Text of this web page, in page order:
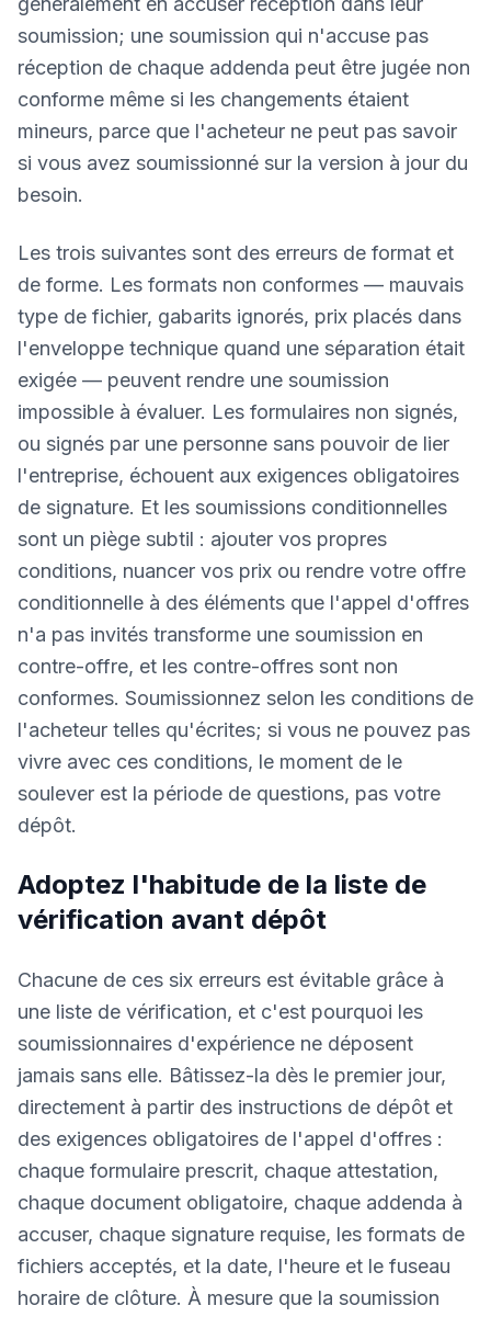
soumission; une soumission qui n'accuse pas
réception de chaque addenda peut être jugée non
conforme même si les changements étaient
mineurs, parce que l'acheteur ne peut pas savoir
si vous avez soumissionné sur la version à jour du
besoin.
Les trois suivantes sont des erreurs de format et
de forme. Les formats non conformes — mauvais
type de fichier, gabarits ignorés, prix placés dans
l'enveloppe technique quand une séparation était
exigée — peuvent rendre une soumission
impossible à évaluer. Les formulaires non signés,
ou signés par une personne sans pouvoir de lier
l'entreprise, échouent aux exigences obligatoires
de signature. Et les soumissions conditionnelles
sont un piège subtil : ajouter vos propres
conditions, nuancer vos prix ou rendre votre offre
conditionnelle à des éléments que l'appel d'offres
n'a pas invités transforme une soumission en
contre-offre, et les contre-offres sont non
conformes. Soumissionnez selon les conditions de
l'acheteur telles qu'écrites; si vous ne pouvez pas
vivre avec ces conditions, le moment de le
soulever est la période de questions, pas votre
dépôt.
Adoptez l'habitude de la liste de
vérification avant dépôt
Chacune de ces six erreurs est évitable grâce à
une liste de vérification, et c'est pourquoi les
soumissionnaires d'expérience ne déposent
jamais sans elle. Bâtissez-la dès le premier jour,
directement à partir des instructions de dépôt et
des exigences obligatoires de l'appel d'offres :
chaque formulaire prescrit, chaque attestation,
chaque document obligatoire, chaque addenda à
accuser, chaque signature requise, les formats de
fichiers acceptés, et la date, l'heure et le fuseau
horaire de clôture. À mesure que la soumission